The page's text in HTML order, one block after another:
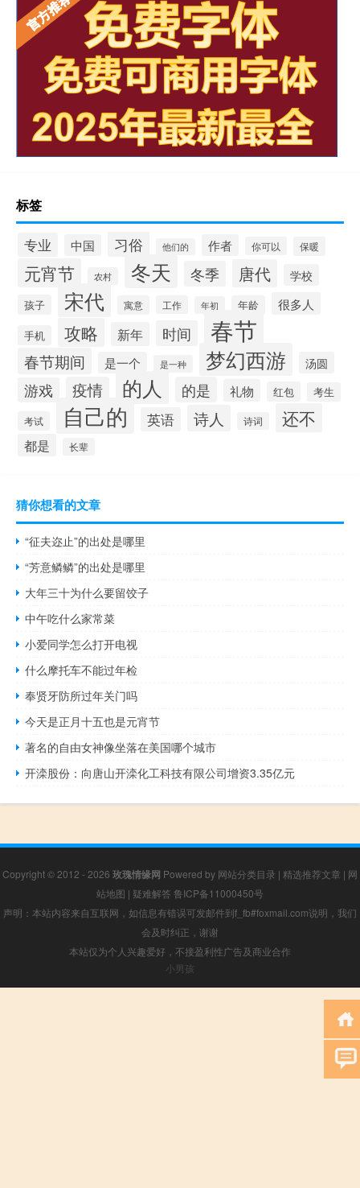
标签
专业 中国 习俗 他们的 作者 你可以 保暖
元宵节 农村 冬天 冬季 唐代 学校
孩子 宋代 寓意 工作 年初 年龄 很多人
手机 攻略 新年 时间 春节
春节期间 是一个 是一种 梦幻西游 汤圆
游戏 疫情 的人 的是 礼物 红包
考生
考试
自己的 英语 诗人 诗词 还不
都是 长辈
猜你想看的文章
“征夫迩止”的出处是哪里
“芳意鳞鳞”的出处是哪里
大年三十为什么要留饺子
中午吃什么家常菜
小爱同学怎么打开电视
什么摩托车不能过年检
奉贤牙防所过年关门吗
今天是正月十五也是元宵节
著名的自由女神像坐落在美国哪个城市
开滦股份：向唐山开滦化工科技有限公司增资3.35亿元
Copyright © 2012 - 2026 玫瑰情缘网 Powered by 网站分类目录 | 精选推荐文章 | 网
站地图 | 疑难解答 鲁ICP备11000450号
声明：本站内容来自互联网，如信息有错误可发邮件到f_fb#foxmail.com说明，我们
会及时纠正，谢谢
本站仅为个人兴趣爱好，不接盈利性广告及商业合作
小男孩